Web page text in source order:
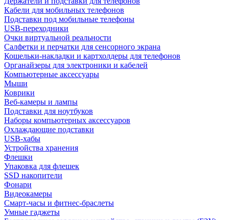
Кабели для мобильных телефонов
Подставки под мобильные телефоны
USB-переходники
Очки виртуальной реальности
Салфетки и перчатки для сенсорного экрана
Кошельки-накладки и картхолдеры для телефонов
Органайзеры для электроники и кабелей
Компьютерные аксессуары
Мыши
Коврики
Веб-камеры и лампы
Подставки для ноутбуков
Наборы компьютерных аксессуаров
Охлаждающие подставки
USB-хабы
Устройства хранения
Флешки
Упаковка для флешек
SSD накопители
Фонари
Видеокамеры
Смарт-часы и фитнес-браслеты
Умные гаджеты